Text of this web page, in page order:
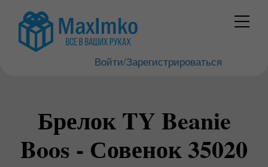
Войти/Зарегистрироваться
Брелок TY Beanie
Boos - Совенок 35020